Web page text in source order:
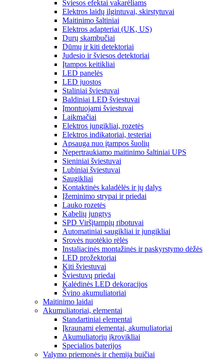
Šviesos efektai vakarėliams
Elektros laidų ilgintuvai, skirstytuvai
Maitinimo šaltiniai
Elektros adapteriai (UK, US)
Durų skambučiai
Dūmų ir kiti detektoriai
Judesio ir šviesos detektoriai
Įtampos keitikliai
LED panelės
LED juostos
Staliniai šviestuvai
Baldiniai LED šviestuvai
Įmontuojami šviestuvai
Laikmačiai
Elektros jungikliai, rozetės
Elektros indikatoriai, testeriai
Apsauga nuo įtampos šuolių
Nepertraukiamo maitinimo šaltiniai UPS
Sieniniai šviestuvai
Lubiniai šviestuvai
Saugikliai
Kontaktinės kaladėlės ir jų dalys
Įžeminimo strypai ir priedai
Lauko rozetės
Kabelių jungtys
SPD Viršįtampių ribotuvai
Automatiniai saugikliai ir jungikliai
Srovės nuotėkio rėlės
Instaliacinės montažinės ir paskyrstymo dėžės
LED prožektoriai
Kiti šviestuvai
Šviestuvų priedai
Kalėdinės LED dekoracijos
Švino akumuliatoriai
Maitinimo laidai
Akumuliatoriai, elementai
Standartiniai elementai
Įkraunami elementai, akumuliatoriai
Akumuliatorių įkrovikliai
Specialios baterijos
Valymo priemonės ir chemija buičiai